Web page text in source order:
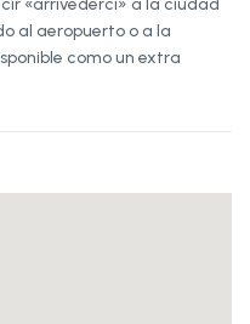
«arrivederci» a la ciudad
al aeropuerto o a la
como un extra